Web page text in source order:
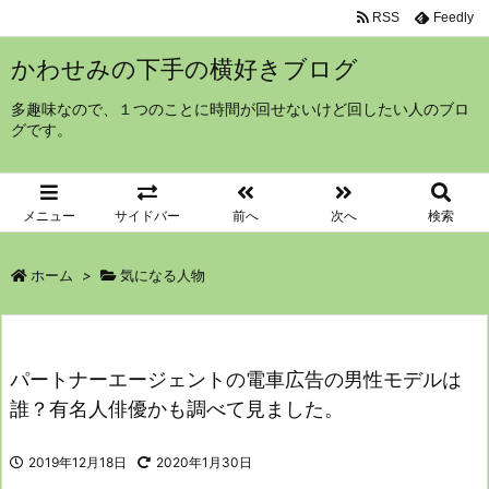
かわせみの下手の横好きブログ
多趣味なので、１つのことに時間が回せないけど回したい人のブロ
グです。
メニュー サイドバー 前へ 次へ 検索
RSS Feedly
ホーム > 気になる人物
パートナーエージェントの電車広告の男性モデルは
誰？有名人俳優かも調べて見ました。
2019年12月18日 2020年1月30日